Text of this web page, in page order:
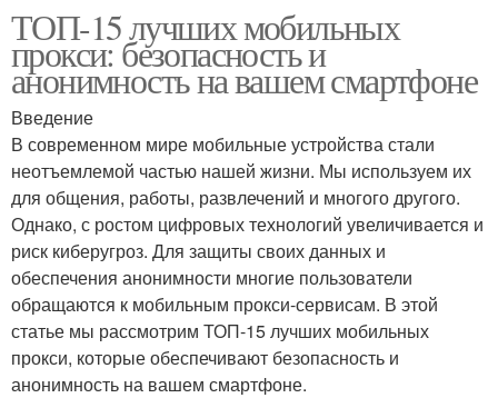
ТОП-15 лучших мобильных
прокси: безопасность и
анонимность на вашем смартфоне
Введение
В современном мире мобильные устройства стали
неотъемлемой частью нашей жизни. Мы используем их
для общения, работы, развлечений и многого другого.
Однако, с ростом цифровых технологий увеличивается и
риск киберугроз. Для защиты своих данных и
обеспечения анонимности многие пользователи
обращаются к мобильным прокси-сервисам. В этой
статье мы рассмотрим ТОП-15 лучших мобильных
прокси, которые обеспечивают безопасность и
анонимность на вашем смартфоне.